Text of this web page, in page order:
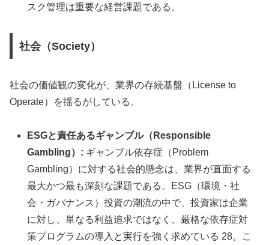
スク管理は重要な経営課題である。
社会（Society）
社会の価値観の変化が、業界の存続基盤（License to
Operate）を揺るがしている。
ESGと責任あるギャンブル（Responsible
Gambling）: ギャンブル依存症（Problem
Gambling）に対する社会的懸念は、業界が直面する
最大かつ最も深刻な課題である。ESG（環境・社
会・ガバナンス）投資の潮流の中で、投資家は企業
に対し、単なる利益追求ではなく、厳格な依存症対
策プログラムの導入と実行を強く求めている 28。こ